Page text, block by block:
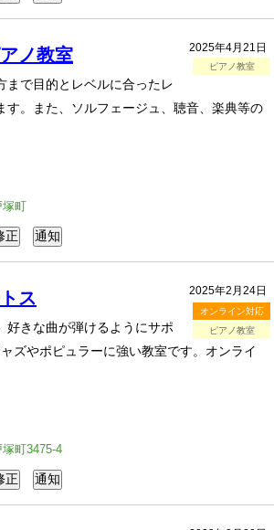
2025年4月21日
ピアノ教室
ノ教室
まで目的とレベルに合ったレ
す。また、ソルフェージュ、聴音、楽典等の
塚町
2025年2月24日
オンライン対応
ピアノ教室
ス
好きな曲が弾けるようにサポ
ズやポピュラーに強い教室です。オンライ
町3475-4